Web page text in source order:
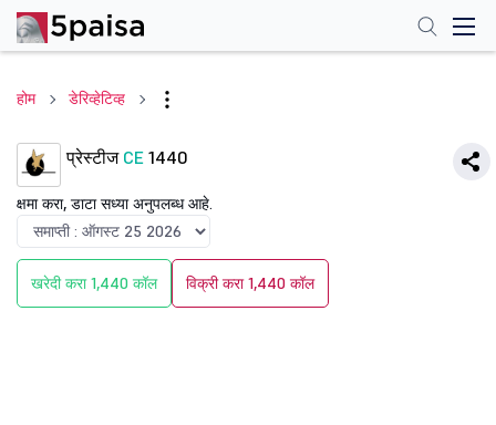
होम डेरिव्हेटिव्ह
प्रेस्टीज CE 1440
क्षमा करा, डाटा सध्या अनुपलब्ध आहे.
खरेदी करा 1,440 कॉल विक्री करा 1,440 कॉल